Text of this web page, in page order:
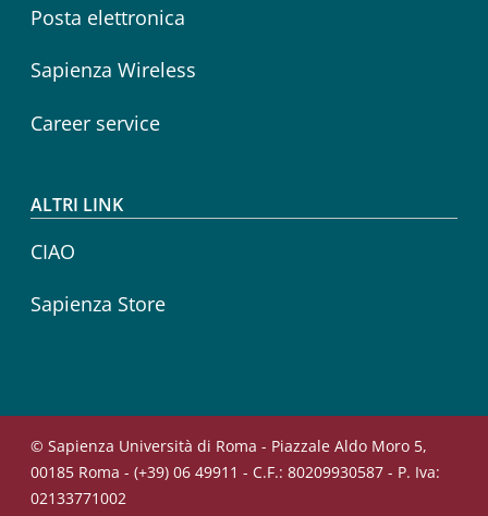
Posta elettronica
Sapienza Wireless
Career service
ALTRI LINK
CIAO
Sapienza Store
© Sapienza Università di Roma - Piazzale Aldo Moro 5,
00185 Roma - (+39) 06 49911 - C.F.: 80209930587 - P. Iva:
02133771002